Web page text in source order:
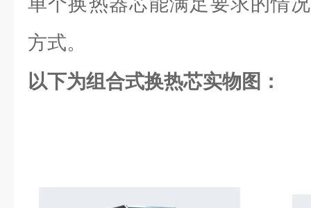
方式。
以下为组合式换热芯实物图：